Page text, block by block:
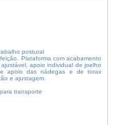
postural
Plataforma com acabamento
apoio individual de joelho
apoio das nádegas e de torax
e ajustagem.
transporte